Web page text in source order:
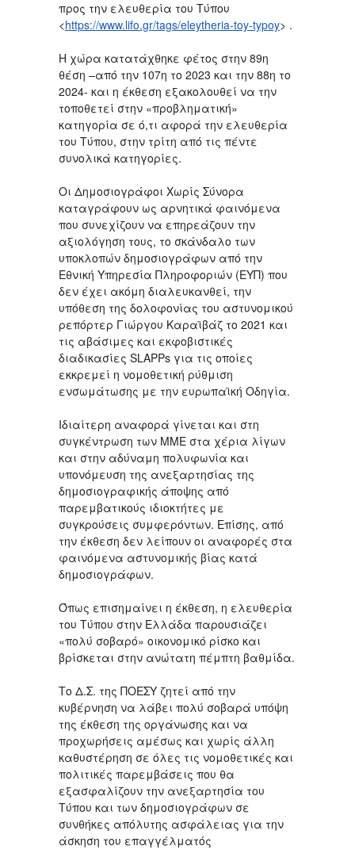
προς την ελευθερία του Τύπου
<https://www.lifo.gr/tags/eleytheria-toy-typoy> .
Η χώρα κατατάχθηκε φέτος στην 89η
θέση –από την 107η το 2023 και την 88η το
2024- και η έκθεση εξακολουθεί να την
τοποθετεί στην «προβληματική»
κατηγορία σε ό,τι αφορά την ελευθερία
του Τύπου, στην τρίτη από τις πέντε
συνολικά κατηγορίες.
Οι Δημοσιογράφοι Χωρίς Σύνορα
καταγράφουν ως αρνητικά φαινόμενα
που συνεχίζουν να επηρεάζουν την
αξιολόγηση τους, το σκάνδαλο των
υποκλοπών δημοσιογράφων από την
Εθνική Υπηρεσία Πληροφοριών (ΕΥΠ) που
δεν έχει ακόμη διαλευκανθεί, την
υπόθεση της δολοφονίας του αστυνομικού
ρεπόρτερ Γιώργου Καραϊβάζ το 2021 και
τις αβάσιμες και εκφοβιστικές
διαδικασίες SLAPPs για τις οποίες
εκκρεμεί η νομοθετική ρύθμιση
ενσωμάτωσης με την ευρωπαϊκή Οδηγία.
Ιδιαίτερη αναφορά γίνεται και στη
συγκέντρωση των ΜΜΕ στα χέρια λίγων
και στην αδύναμη πολυφωνία και
υπονόμευση της ανεξαρτησίας της
δημοσιογραφικής άποψης από
παρεμβατικούς ιδιοκτήτες με
συγκρούσεις συμφερόντων. Επίσης, από
την έκθεση δεν λείπουν οι αναφορές στα
φαινόμενα αστυνομικής βίας κατά
δημοσιογράφων.
Όπως επισημαίνει η έκθεση, η ελευθερία
του Τύπου στην Ελλάδα παρουσιάζει
«πολύ σοβαρό» οικονομικό ρίσκο και
βρίσκεται στην ανώτατη πέμπτη βαθμίδα.
Το Δ.Σ. της ΠΟΕΣΥ ζητεί από την
κυβέρνηση να λάβει πολύ σοβαρά υπόψη
της έκθεση της οργάνωσης και να
προχωρήσεις αμέσως και χωρίς άλλη
καθυστέρηση σε όλες τις νομοθετικές και
πολιτικές παρεμβάσεις που θα
εξασφαλίζουν την ανεξαρτησία του
Τύπου και των δημοσιογράφων σε
συνθήκες απόλυτης ασφάλειας για την
άσκηση του επαγγέλματός